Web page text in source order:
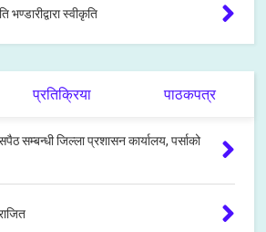
भण्डारीद्वारा स्वीकृति
प्रतिक्रिया पाठकपत्र
सम्बन्धी जिल्ला प्रशासन कार्यालय, पर्साको